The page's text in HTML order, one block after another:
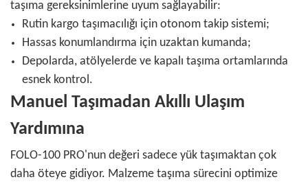
taşıma gereksinimlerine uyum sağlayabilir:
Rutin kargo taşımacılığı için otonom takip sistemi;
Hassas konumlandırma için uzaktan kumanda;
Depolarda, atölyelerde ve kapalı taşıma ortamlarında
esnek kontrol.
Manuel Taşımadan Akıllı Ulaşım
Yardımına
FOLO-100 PRO'nun değeri sadece yük taşımaktan çok
daha öteye gidiyor. Malzeme taşıma sürecini optimize